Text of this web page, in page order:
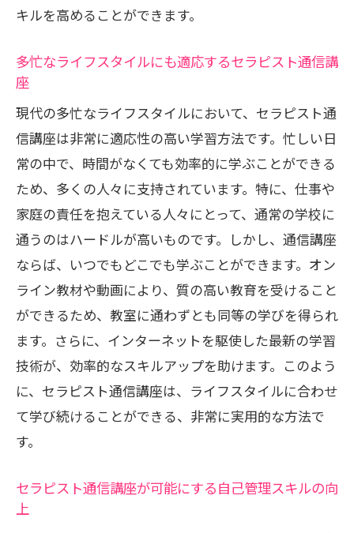
キルを高めることができます。
多忙なライフスタイルにも適応するセラピスト通信講
座
現代の多忙なライフスタイルにおいて、セラピスト通
信講座は非常に適応性の高い学習方法です。忙しい日
常の中で、時間がなくても効率的に学ぶことができる
ため、多くの人々に支持されています。特に、仕事や
家庭の責任を抱えている人々にとって、通常の学校に
通うのはハードルが高いものです。しかし、通信講座
ならば、いつでもどこでも学ぶことができます。オン
ライン教材や動画により、質の高い教育を受けること
ができるため、教室に通わずとも同等の学びを得られ
ます。さらに、インターネットを駆使した最新の学習
技術が、効率的なスキルアップを助けます。このよう
に、セラピスト通信講座は、ライフスタイルに合わせ
て学び続けることができる、非常に実用的な方法で
す。
セラピスト通信講座が可能にする自己管理スキルの向
上